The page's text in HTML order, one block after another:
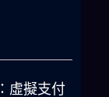
虛擬支付